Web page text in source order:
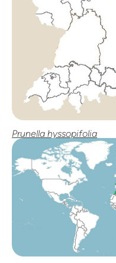
Prunella hyssopifolia